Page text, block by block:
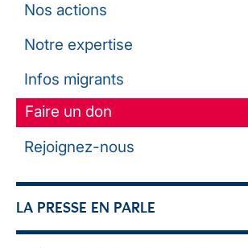
Nos actions
Notre expertise
Infos migrants
Faire un don
Rejoignez-nous
LA PRESSE EN PARLE